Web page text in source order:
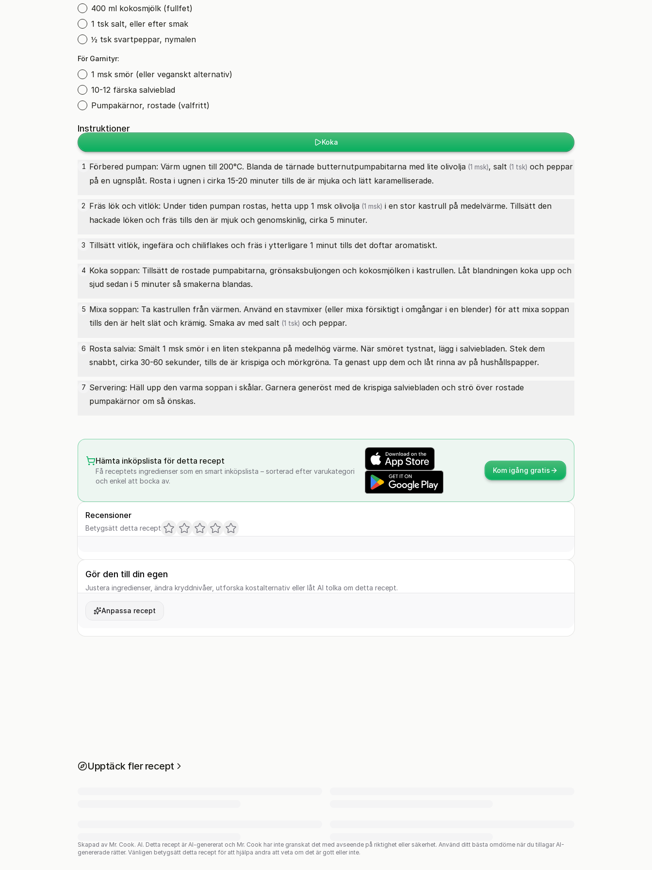
400 ml kokosmjölk (fullfet)
1 tsk salt, eller efter smak
½ tsk svartpeppar, nymalen
För Garnityr:
1 msk smör (eller veganskt alternativ)
10-12 färska salvieblad
Pumpakärnor, rostade (valfritt)
Instruktioner
Koka
1 Förbered pumpan: Värm ugnen till 200°C. Blanda de tärnade butternutpumpabitarna med lite olivolja (1 msk), salt (1 tsk) och peppar
på en ugnsplåt. Rosta i ugnen i cirka 15-20 minuter tills de är mjuka och lätt karamelliserade.
2 Fräs lök och vitlök: Under tiden pumpan rostas, hetta upp 1 msk olivolja (1 msk) i en stor kastrull på medelvärme. Tillsätt den
hackade löken och fräs tills den är mjuk och genomskinlig, cirka 5 minuter.
3 Tillsätt vitlök, ingefära och chiliflakes och fräs i ytterligare 1 minut tills det doftar aromatiskt.
4 Koka soppan: Tillsätt de rostade pumpabitarna, grönsaksbuljongen och kokosmjölken i kastrullen. Låt blandningen koka upp och
sjud sedan i 5 minuter så smakerna blandas.
5 Mixa soppan: Ta kastrullen från värmen. Använd en stavmixer (eller mixa försiktigt i omgångar i en blender) för att mixa soppan
tills den är helt slät och krämig. Smaka av med salt (1 tsk) och peppar.
6 Rosta salvia: Smält 1 msk smör i en liten stekpanna på medelhög värme. När smöret tystnat, lägg i salviebladen. Stek dem
snabbt, cirka 30-60 sekunder, tills de är krispiga och mörkgröna. Ta genast upp dem och låt rinna av på hushållspapper.
7 Servering: Häll upp den varma soppan i skålar. Garnera generöst med de krispiga salviebladen och strö över rostade
pumpakärnor om så önskas.
Hämta inköpslista för detta recept
Få receptets ingredienser som en smart inköpslista – sorterad efter varukategori
och enkel att bocka av.
Kom igång gratis
Recensioner
Betygsätt detta recept
Gör den till din egen
Justera ingredienser, ändra kryddnivåer, utforska kostalternativ eller låt AI tolka om detta recept.
Anpassa recept
Upptäck fler recept
Skapad av Mr. Cook. AI. Detta recept är AI-genererat och Mr. Cook har inte granskat det med avseende på riktighet eller säkerhet. Använd ditt bästa omdöme när du tillagar AI-
genererade rätter. Vänligen betygsätt detta recept för att hjälpa andra att veta om det är gott eller inte.